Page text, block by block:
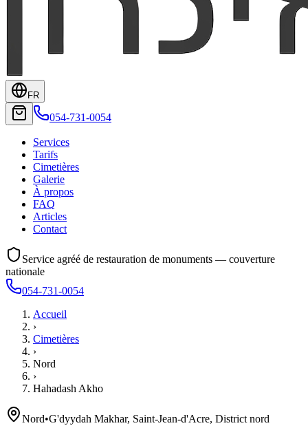
FR
054-731-0054
Services
Tarifs
Cimetières
Galerie
À propos
FAQ
Articles
Contact
Service agréé de restauration de monuments — couverture
nationale
054-731-0054
Accueil
›
Cimetières
›
Nord
›
Hahadash Akho
Nord•G'dyydah Makhar, Saint-Jean-d'Acre, District nord